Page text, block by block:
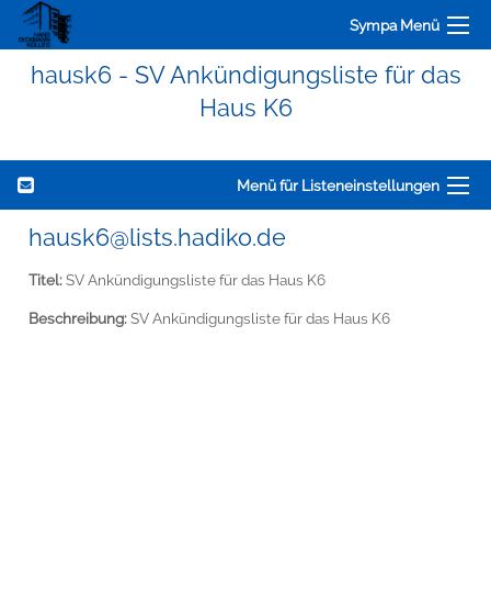
Sympa Menü
hausk6 - SV Ankündigungsliste für das
Haus K6
Menü für Listeneinstellungen
hausk6@lists.hadiko.de
Titel:SV Ankündigungsliste für das Haus K6
Beschreibung:SV Ankündigungsliste für das Haus K6